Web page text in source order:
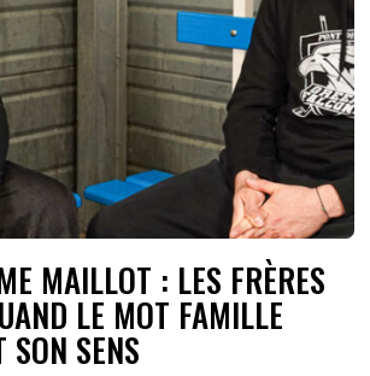
MAILLOT : LES FRÈRES
LE MOT FAMILLE
SON SENS